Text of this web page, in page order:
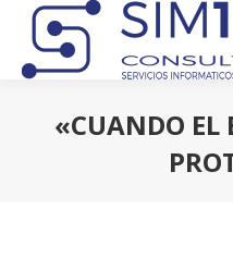
«CUANDO EL